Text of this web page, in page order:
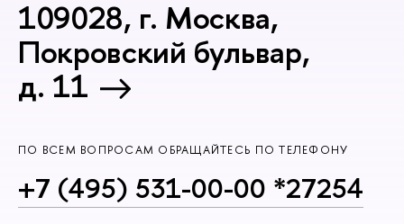
109028, г. Москва,
Покровский бульвар,
д. 11
ПО ВСЕМ ВОПРОСАМ ОБРАЩАЙТЕСЬ ПО ТЕЛЕФОНУ
+7 (495) 531-00-00 *27254